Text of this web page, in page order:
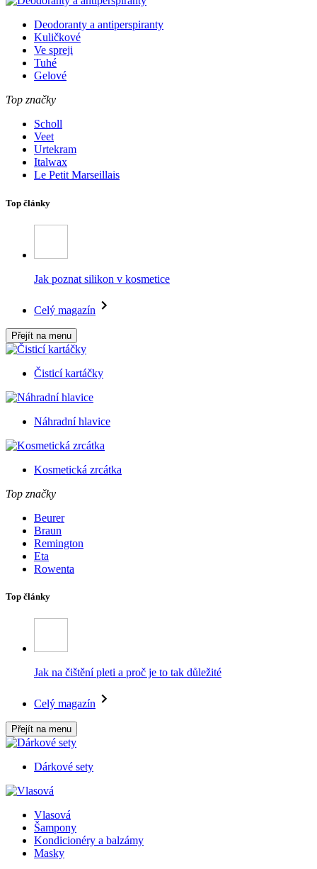
Deodoranty a antiperspiranty
Kuličkové
Ve spreji
Tuhé
Gelové
Top značky
Scholl
Veet
Urtekram
Italwax
Le Petit Marseillais
Top články
Jak poznat silikon v kosmetice
Celý magazín
Přejít na menu
Čisticí kartáčky
Náhradní hlavice
Kosmetická zrcátka
Top značky
Beurer
Braun
Remington
Eta
Rowenta
Top články
Jak na čištění pleti a proč je to tak důležité
Celý magazín
Přejít na menu
Dárkové sety
Vlasová
Šampony
Kondicionéry a balzámy
Masky